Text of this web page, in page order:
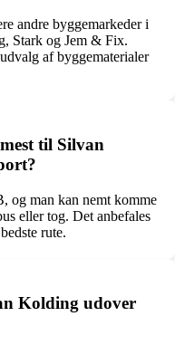
andre byggemarkeder i
Stark og Jem & Fix.
af byggematerialer
til Silvan
og man kan nemt komme
eller tog. Det anbefales
rute.
Kolding udover